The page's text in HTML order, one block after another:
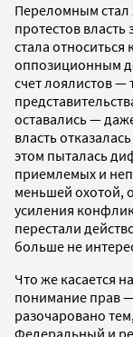
Переломным стал
протестов
стала
оппозиционным
счет лоялистов —
оставались —
власть
этом пыталась
приемлемых и
меньшей охотой,
усиления
перестали
больше не
Что же касается
понимание прав
разочаровано